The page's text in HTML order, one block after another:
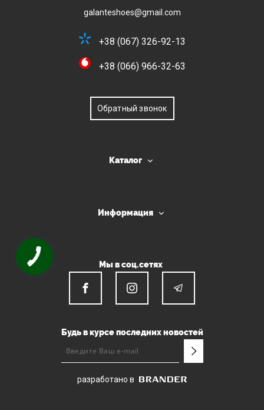
galanteshoes@gmail.com
+38 (067) 326-92-13
+38 (066) 966-32-63
Обратный звонок
Каталог
Информация
Мы в соц.сетях
Будь в курсе последних новостей
разработано в